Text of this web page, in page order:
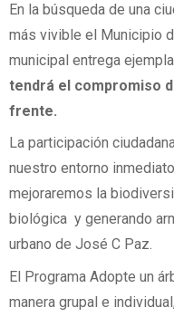
En la búsqueda de una
más vivible el Municipio
municipal entrega
tendrá el compromiso
frente.
La participación
nuestro entorno
mejoraremos la
biológica y generando
urbano de José C Paz.
El Programa Adopte un
manera grupal e